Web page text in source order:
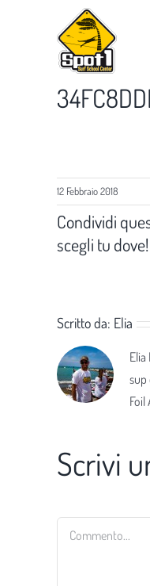
12 Febbraio 2018
Condividi
scegli tu dove!
Scritto da: Elia
sup
Foil
Scrivi
Commento